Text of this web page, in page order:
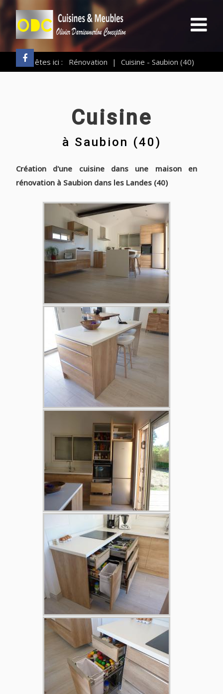
Vous êtes ici : Rénovation | Cuisine - Saubion (40)
Cuisine
à Saubion (40)
Création d'une cuisine dans une maison en
rénovation à Saubion dans les Landes (40)